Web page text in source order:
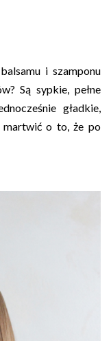
i szamponu
Są sypkie, pełne
gładkie,
martwić o to, że po